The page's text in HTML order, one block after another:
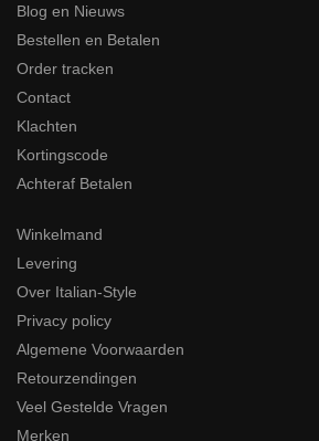
Blog en Nieuws
Bestellen en Betalen
Order tracken
Contact
Klachten
Kortingscode
Achteraf Betalen
Winkelmand
Levering
Over Italian-Style
Privacy policy
Algemene Voorwaarden
Retourzendingen
Veel Gestelde Vragen
Merken